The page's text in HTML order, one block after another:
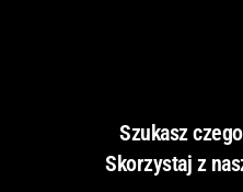
Szukasz
Skorzystaj z